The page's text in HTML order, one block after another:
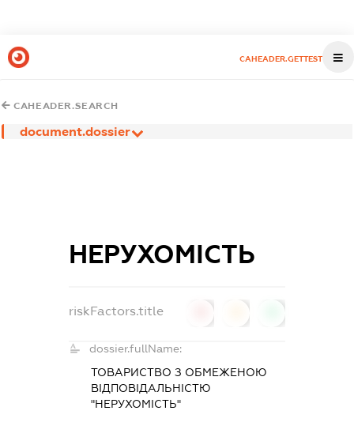
CAHEADER.GETTEST
CAHEADER.SEARCH
document.dossier
НЕРУХОМІСТЬ
riskFactors.title
dossier.fullName:
ТОВАРИСТВО З ОБМЕЖЕНОЮ
ВІДПОВІДАЛЬНІСТЮ
"НЕРУХОМІСТЬ"